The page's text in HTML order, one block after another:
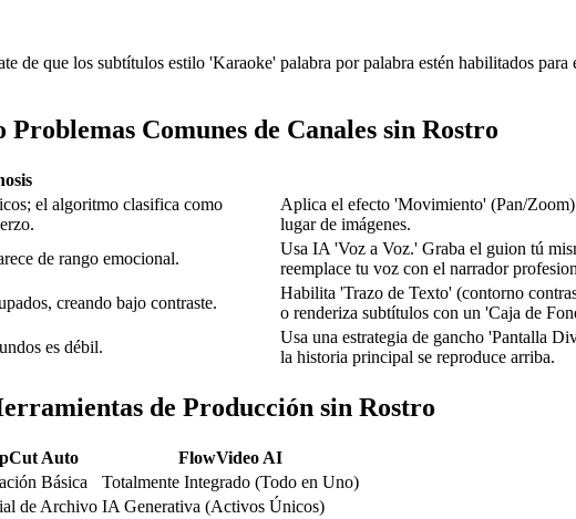
de que los subtítulos estilo 'Karaoke' palabra por palabra estén habilitados
Comunes de Canales sin Rostro
el algoritmo clasifica como
Aplica el efecto 'Movimiento' (Pan/
lugar de imágenes.
de rango emocional.
Usa IA 'Voz a Voz.' Graba el guion tú
reemplace tu voz con el narrador
creando bajo contraste.
Habilita 'Trazo de Texto' (contorno
o renderiza subtítulos con un 'Caja de
es débil.
Usa una estrategia de gancho 'Pantalla
la historia principal se reproduce arriba.
de Producción sin Rostro
Auto
FlowVideo AI
Básica
Totalmente Integrado (Todo en Uno)
de Archivo IA Generativa (Activos Únicos)